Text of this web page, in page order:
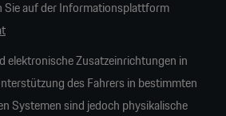
auf der Informationsplattform
elektronische Zusatzeinrichtungen in
des Fahrers in bestimmten
Systemen sind jedoch physikalische